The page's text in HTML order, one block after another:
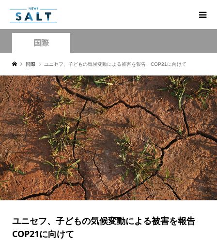
国際
国際 ユニセフ、子どもの気候変動による被害を報告 COP21に向けて
ユニセフ、子どもの気候変動による被害を報告
COP21に向けて